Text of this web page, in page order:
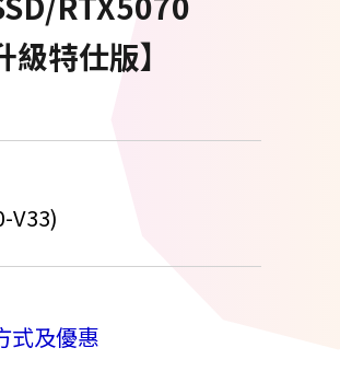
特仕版】
V33)
式及優惠